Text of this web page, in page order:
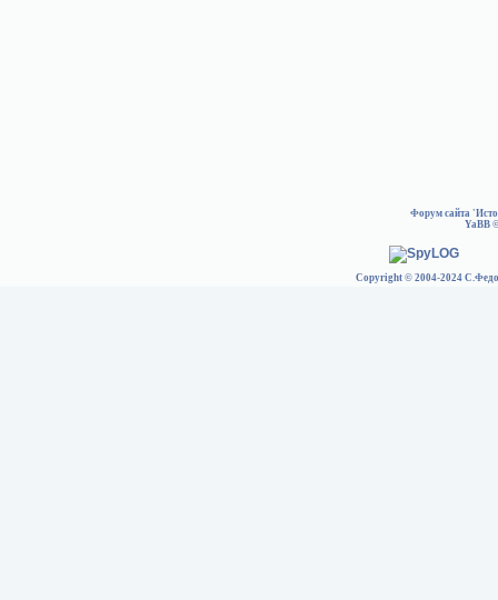
Форум сайта
YaBB
Copyright © 2004-2024